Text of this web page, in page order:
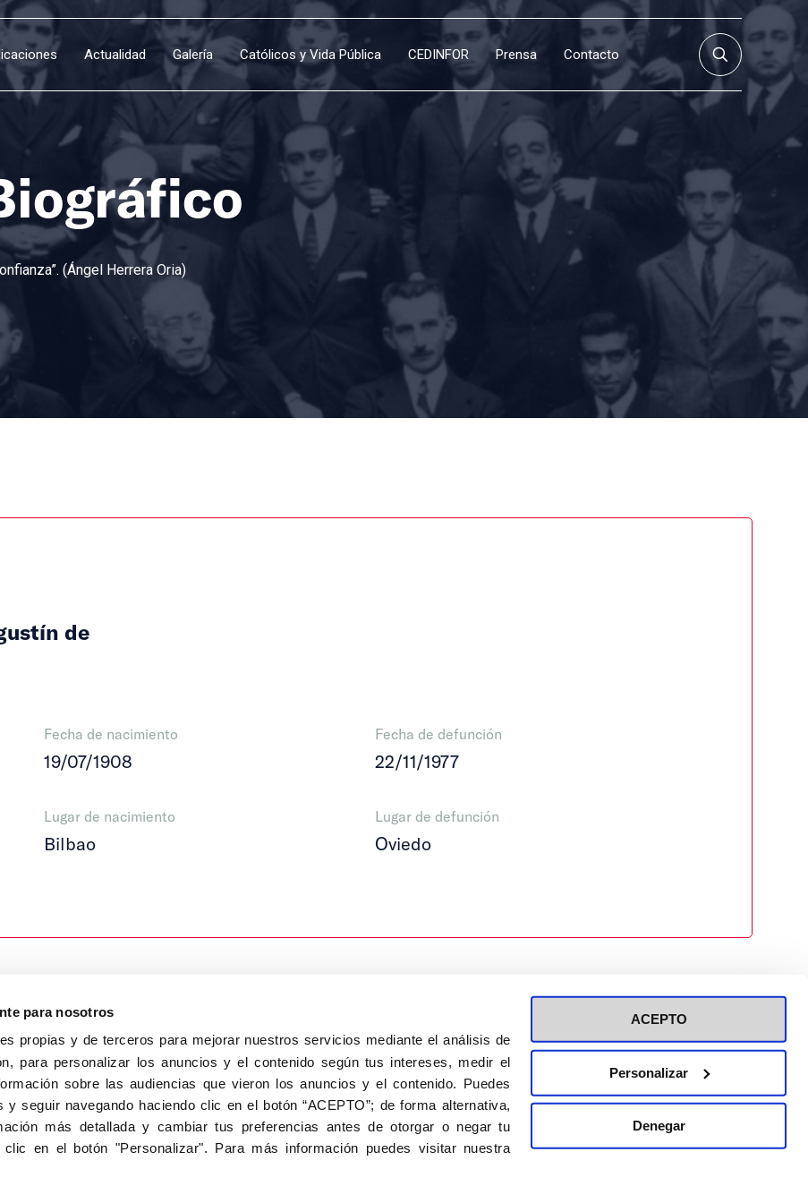
para nosotros
propias y de terceros para mejorar nuestros servicios mediante el análisis de
para personalizar los anuncios y el contenido según tus intereses, medir el
sobre las audiencias que vieron los anuncios y el contenido. Puedes
seguir navegando haciendo clic en el botón “ACEPTO”; de forma alternativa,
más detallada y cambiar tus preferencias antes de otorgar o negar tu
clic en el botón "Personalizar". Para más información puedes visitar nuestra
ACEPTO
Personalizar
Denegar
Actualidad Galería Católicos y Vida Pública CEDINFOR Prensa Contacto
(Ángel Herrera Oria)
de
Fecha de nacimiento
19/07/1908
Lugar de nacimiento
Bilbao
Fecha de defunción
22/11/1977
Lugar de defunción
Oviedo
Madrid
Aviso Legal Inscripción a eventos
Política de privacidad de RRSS
Política de cookies